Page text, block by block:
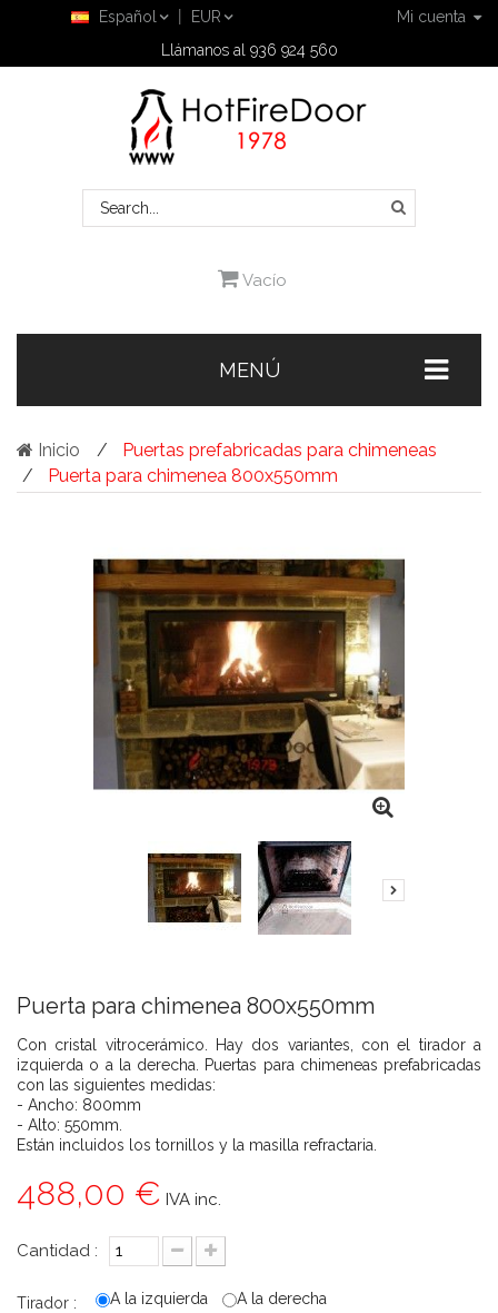
Mi cuenta
Español
EUR
Llámanos al 936 924 560
Vacío
MENÚ
Inicio
Puertas prefabricadas para chimeneas
Puerta para chimenea 800x550mm
Puerta para chimenea 800x550mm
Con cristal vitrocerámico. Hay dos variantes, con el tirador a
izquierda o a la derecha. Puertas para chimeneas prefabricadas
con las siguientes medidas:
- Ancho: 800mm
- Alto: 550mm.
Están incluidos los tornillos y la masilla refractaria.
488,00 € IVA inc.
Cantidad :
Tirador : A la izquierda A la derecha